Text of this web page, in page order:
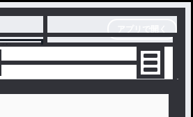
しめる